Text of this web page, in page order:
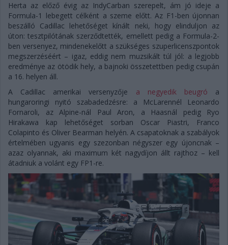
Herta az előző évig az IndyCarban szerepelt, ám jó ideje a
Formula-1 lebegett célként a szeme előtt. Az F1-ben újonnan
beszálló Cadillac lehetőséget kínált neki, hogy elinduljon az
úton: tesztpilótának szerződtették, emellett pedig a Formula-2-
ben versenyez, mindenekelőtt a szükséges szuperlicenszpontok
megszerzéséért – igaz, eddig nem muzsikált túl jól: a legjobb
eredménye az ötödik hely, a bajnoki összetettben pedig csupán
a 16. helyen áll.
A Cadillac amerikai versenyzője a negyedik beugró a
hungaroringi nyitó szabadedzésre: a McLarennél Leonardo
Fornaroli, az Alpine-nál Paul Aron, a Haasnál pedig Ryo
Hirakawa kap lehetőséget sorban Oscar Piastri, Franco
Colapinto és Oliver Bearman helyén. A csapatoknak a szabályok
értelmében ugyanis egy szezonban négyszer egy újoncnak –
azaz olyannak, aki maximum két nagydíjon állt rajthoz – kell
átadniuk a volánt egy FP1-re.